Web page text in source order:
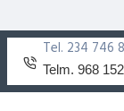
Tel. 234 746
Telm. 968